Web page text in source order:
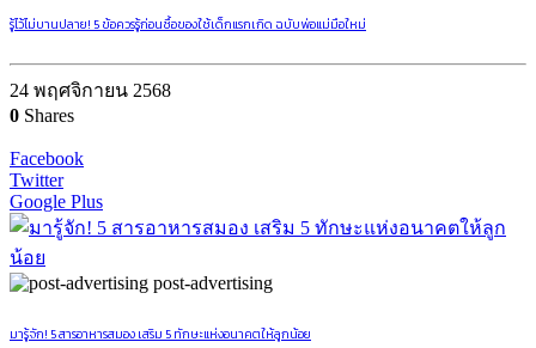
รู้ไว้ไม่บานปลาย! 5 ข้อควรรู้ก่อนซื้อของใช้เด็กแรกเกิด ฉบับพ่อแม่มือใหม่
24 พฤศจิกายน 2568
0 Shares
Facebook
Twitter
Google Plus
post-advertising
มารู้จัก! 5 สารอาหารสมอง เสริม 5 ทักษะแห่งอนาคตให้ลูกน้อย